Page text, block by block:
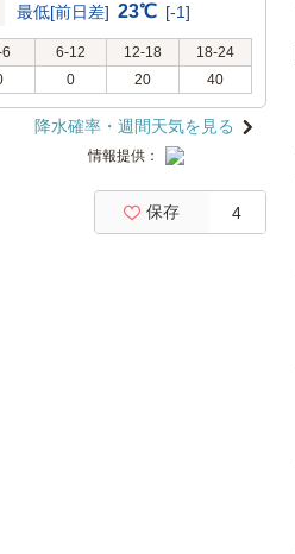
最低[前日差] 23℃ [-1]
6-12 12-18
18-24
0 20 40
降水確率・週間天気を見る
情報提供：
保存 4